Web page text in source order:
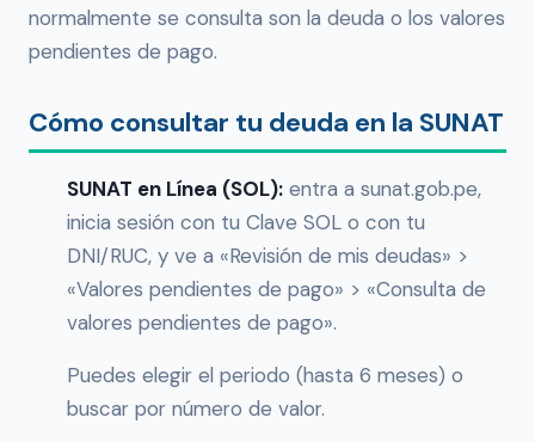
normalmente se consulta son la deuda o los valores
pendientes de pago.
Cómo consultar tu deuda en la SUNAT
SUNAT en Línea (SOL): entra a sunat.gob.pe,
inicia sesión con tu Clave SOL o con tu
DNI/RUC, y ve a «Revisión de mis deudas» >
«Valores pendientes de pago» > «Consulta de
valores pendientes de pago».
Puedes elegir el periodo (hasta 6 meses) o
buscar por número de valor.